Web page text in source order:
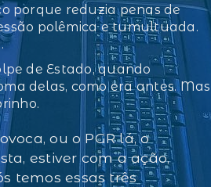
porque reduzia penas de
polêmica e tumultuada.
de Estado, quando
delas, como era antes. Mas
ou o PGR lá, o
estiver com a ação,
temos essas três